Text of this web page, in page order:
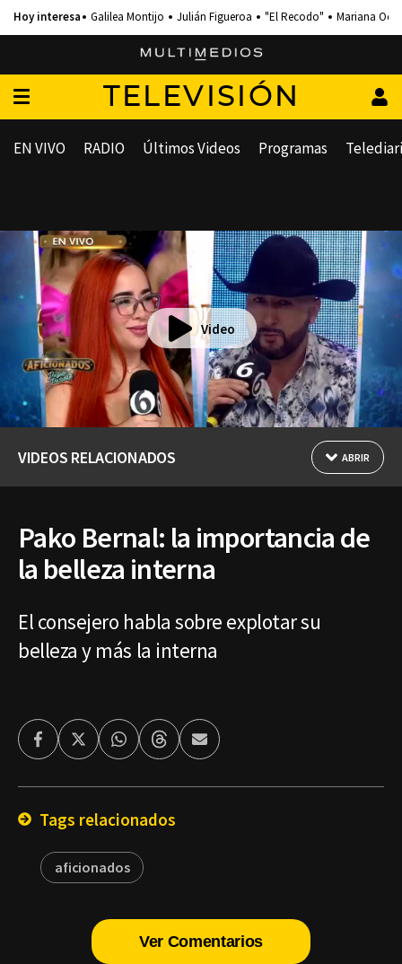
Galilea Montijo Julián Figueroa "El Recodo" Mariana
TELEVISIÓN
EN VIVO RADIO Últimos Videos Programas
Video
VIDEOS RELACIONADOS ABRIR
Pako Bernal: la importancia de
la belleza interna
El consejero habla sobre explotar su
belleza y más la interna
FacebookTwitterWhatsappThreadsEnviar
por
Tags relacionados
aficionados
Ver Comentarios